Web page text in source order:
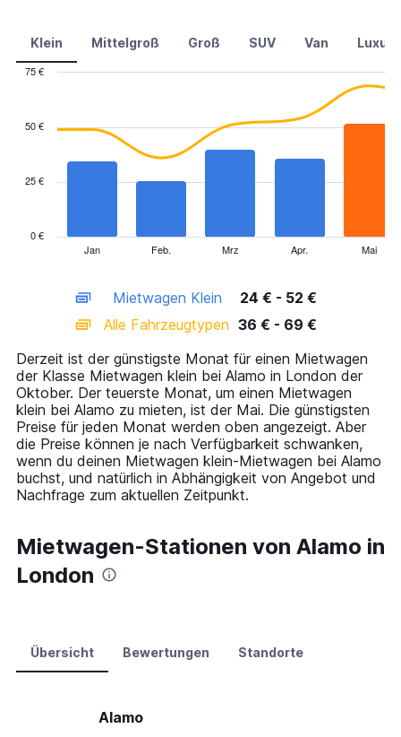
Klein Mittelgroß Groß SUV Van
has
displaying
categories.
14
categories.
The
chart
has
1
Y
axis
displaying
values.
0
to
75.
Jan Feb. Mrz Apr. Mai
0 €
25 €
50 €
75 €
Mietwagen Klein
24 € - 52 €
Alle Fahrzeugtypen 36 € - 69 €
Derzeit ist der günstigste Monat für einen Mietwagen
der Klasse Mietwagen klein bei Alamo in London der
Oktober. Der teuerste Monat, um einen Mietwagen
klein bei Alamo zu mieten, ist der Mai. Die günstigsten
Preise für jeden Monat werden oben angezeigt. Aber
die Preise können je nach Verfügbarkeit schwanken,
wenn du deinen Mietwagen klein-Mietwagen bei Alamo
buchst, und natürlich in Abhängigkeit von Angebot und
Nachfrage zum aktuellen Zeitpunkt.
Mietwagen-Stationen von Alamo in
London
Übersicht Bewertungen Standorte
Alamo